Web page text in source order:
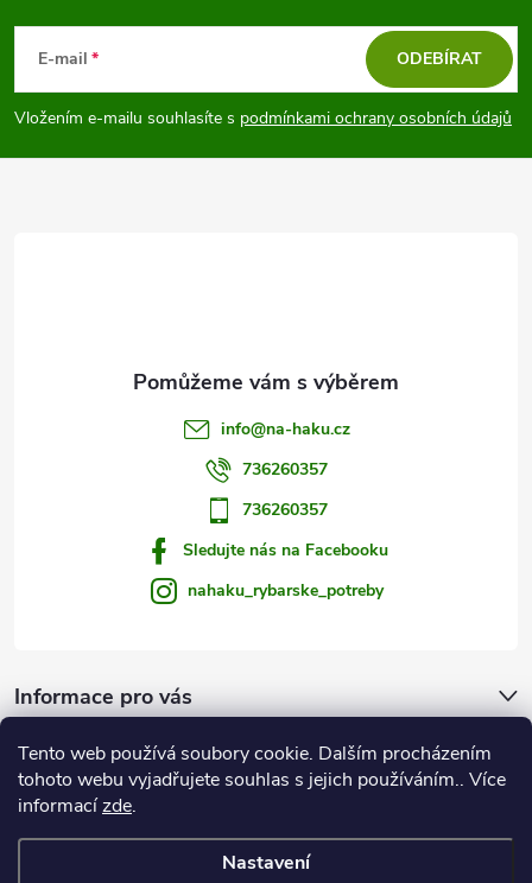
Tento web používá soubory cookie. Dalším procházením
tohoto webu vyjadřujete souhlas s jejich používáním.. Více
informacízde.
Nastavení
p
a
E-mail
Vložením e-mailu souhlasíte s podmínkami ochrany osobních údajů
ODEBÍRAT
Informace pro vás
Zprávy od vody
info@na-haku.cz
736260357
736260357
Sledujte nás na Facebooku
nahaku_rybarske_potreby